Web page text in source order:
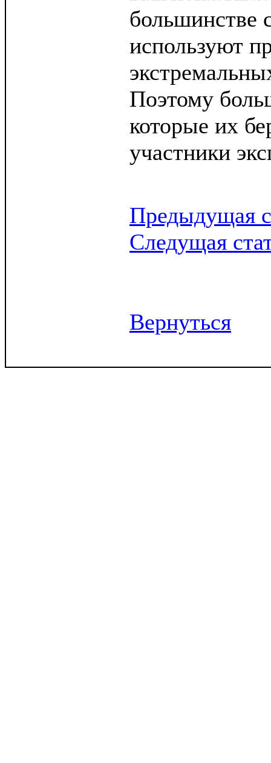
большинстве
используют
Поэтому
которые их
участники
Предыдущая
Следущая
Вернуться